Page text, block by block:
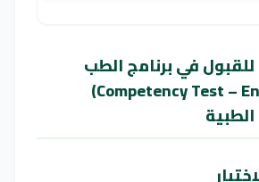
للقبول في برنامج الطب
(Competency Test – English Division)